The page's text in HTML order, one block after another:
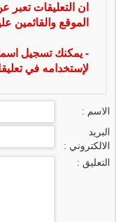
ان التعليقات
الموقع والقائمين
- يمكنك تسجيل
لإستخدامه في
الاسم :
البريد
الالكتروني :
التعليق :